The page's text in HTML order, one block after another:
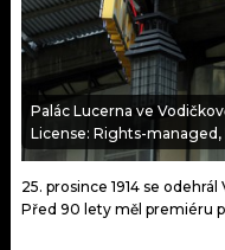
KVÍZY
VIP
TRENDY
KULTURA
PLAYLIST
JAK NALADIT
Palác Lucerna ve
License: Rights-managed,
25. prosince 1914 se
Před 90 lety měl premiéru